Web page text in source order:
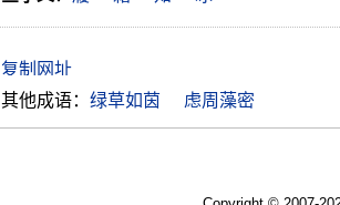
其他成语： 绿草如茵 虑周藻密